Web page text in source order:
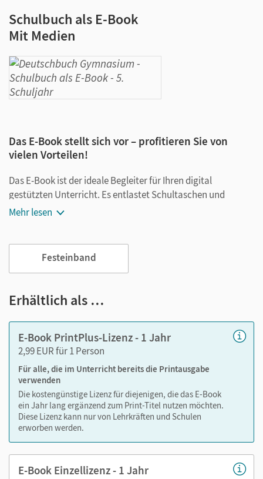
Schulbuch als E-Book
Mit Medien
Das E-Book stellt sich vor – profitieren Sie von
vielen Vorteilen!
Das E-Book ist der ideale Begleiter für Ihren digital
gestützten Unterricht. Es entlastet Schultaschen und
Rucksäcke und ist jederzeit unkompliziert verfügbar.
Notizen erstellen
Text ergänzen
im Text suchen
zoomen
Die Medien sind wichtige Bestandteile dieses E-Books. Sie
sind seitengenau platziert, damit Sie und Ihre Schüler/-innen
jederzeit unkompliziert darauf zugreifen können. So
gestalten Sie das Lehren und Lernen zeitsparend und
abwechslungsreich. Kein Medienwechsel! Kein
zeitaufwendiges Suchen!
Mehr lesen
Festeinband
Erhältlich als …
E-Book PrintPlus-Lizenz - 1 Jahr
2,99 EUR für 1 Person
Für alle, die im Unterricht bereits die Printausgabe
verwenden
Die kostengünstige Lizenz für diejenigen, die das E-Book
ein Jahr lang ergänzend zum Print-Titel nutzen möchten.
Diese Lizenz kann nur von Lehrkräften und Schulen
erworben werden.
E-Book Einzellizenz - 1 Jahr